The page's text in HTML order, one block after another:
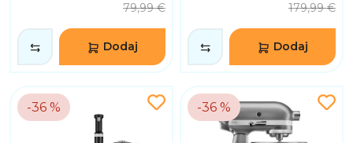
79,99 €
Dodaj
179,99 €
Dodaj
-36 % -36 %